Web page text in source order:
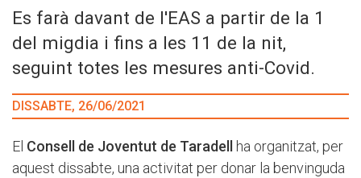
Es farà davant de l'EAS a partir de la 1
del migdia i fins a les 11 de la nit,
seguint totes les mesures anti-Covid.
DISSABTE, 26/06/2021
El Consell de Joventut de Taradell
ha organitzat, per
aquest dissabte, una activitat per donar la benvinguda